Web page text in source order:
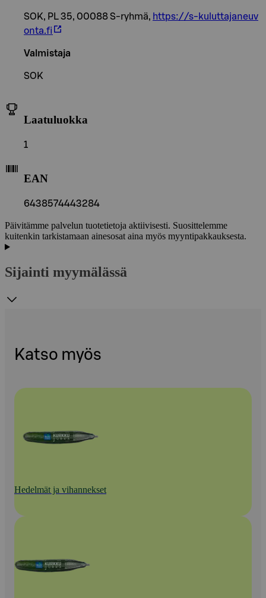
SOK, PL 35, 00088 S-ryhmä, https://s-kuluttajaneuv
onta.fi
Valmistaja
SOK
Laatuluokka
1
EAN
6438574443284
Päivitämme palvelun tuotetietoja aktiivisesti. Suosittelemme
kuitenkin tarkistamaan ainesosat aina myös myyntipakkauksesta.
Sijainti myymälässä
Katso myös
Hedelmät ja vihannekset